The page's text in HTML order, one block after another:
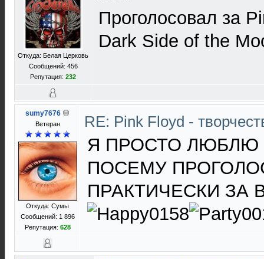
Откуда: Белая Церковь
Сообщений: 456
Репутация: 232
Проголосовал за
Dark Side of the
sumy7676
Ветеран
Откуда: Сумы
Сообщений: 1 896
Репутация: 628
RE: Pink Floyd -
Я ПРОСТО ЛЮБЛЮ
ПОСЕМУ
ПРАКТИЧЕСКИ ЗА